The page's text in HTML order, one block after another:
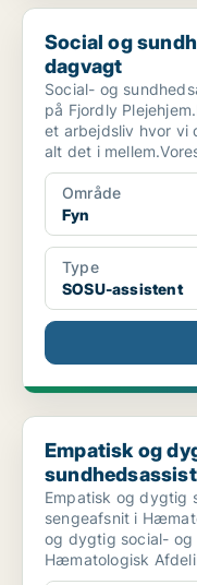
Social og
Social og
dagvagt
Social- og
på Fjordly
et arbejdsliv hvor vi
alt det i
Område
Fyn
Type
SOSU-assistent
Empatisk og dygtig
Empatisk og
Empatisk og dygtig
sengeafsnit i
og dygtig social- og
Hæmatologisk